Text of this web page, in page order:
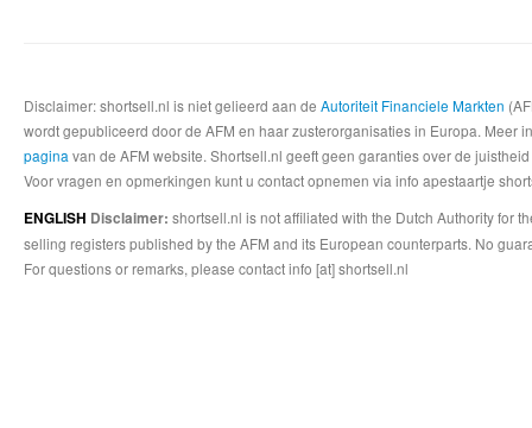
Disclaimer: shortsell.nl is niet gelieerd aan de Autoriteit Financiele Markten
wordt gepubliceerd door de AFM en haar zusterorganisaties in Europa.
pagina van de AFM website. Shortsell.nl geeft geen garanties over de
Voor vragen en opmerkingen kunt u contact opnemen via info apestaartje
ENGLISH Disclaimer: shortsell.nl is not affiliated with the Dutch Authority for
selling registers published by the AFM and its European counterparts. No
For questions or remarks, please contact info [at] shortsell.nl